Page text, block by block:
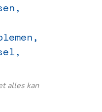
alles kan